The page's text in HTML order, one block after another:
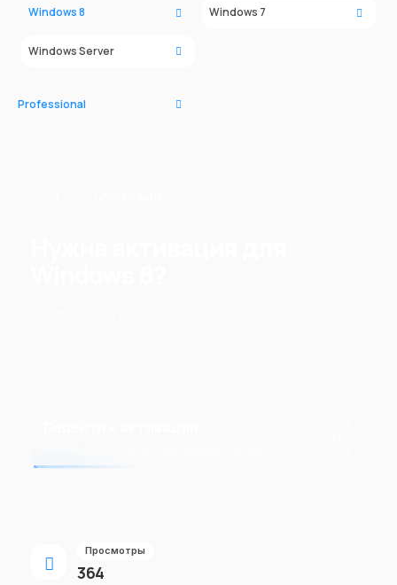
Windows 8 Windows 7
Windows Server
Professional
Просмотры
364